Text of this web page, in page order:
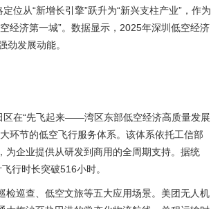
位从“新增长引擎”跃升为“新兴支柱产业”，作为
经济第一城”。数据显示，2025年深圳低空经济
发展动能。
区在“先飞起来——湾区东部低空经济高质量发展
环节的低空飞行服务体系。该体系依托工信部
为企业提供从研发到商用的全周期支持。据统
行时长突破516小时。
巡查、低空文旅等五大应用场景。美团无人机